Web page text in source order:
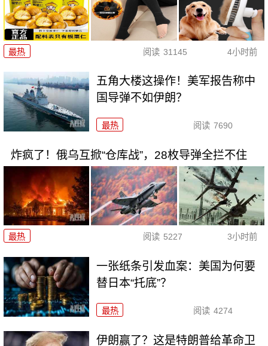
最热 阅读 31145 4小时前
五角大楼这操作！美军报告称中
国导弹不如伊朗？
最热 阅读 7690
炸疯了！俄乌互掀“仓库战”，28枚导弹全拦不住
最热 阅读 5227 3小时前
一张纸条引发血案：美国为何要
替日本“托底”？
最热 阅读 4274
伊朗赢了？这是特朗普给革命卫